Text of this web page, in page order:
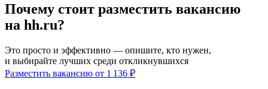
Почему стоит разместить вакансию
на hh.ru?
Это просто и эффективно — опишите, кто нужен,
и выбирайте лучших среди откликнувшихся
Разместить вакансию от 1 136 ₽